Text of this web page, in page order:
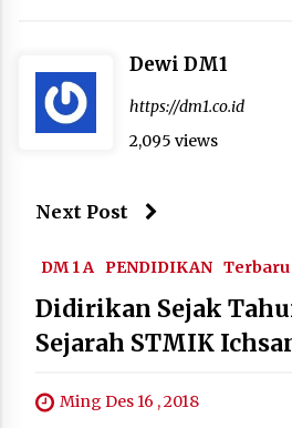
Dewi DM1
https://dm1.co.id
2,095 views
Next Post
DM 1 A PENDIDIKAN Terbaru
Didirikan Sejak
Sejarah STMIK
Ming Des 16 , 2018